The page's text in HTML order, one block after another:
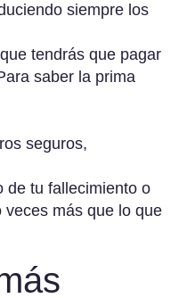
siempre los
tendrás que pagar
saber la prima
seguros,
de tu fallecimiento o
más que lo que